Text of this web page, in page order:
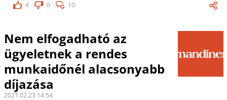
4
0 10
Nem elfogadható az
ügyeletnek a rendes
munkaidőnél alacsonyabb
díjazása
2021.02.23 14:54